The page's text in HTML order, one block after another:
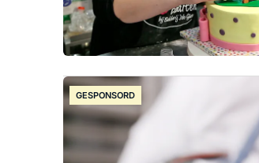
GESPONSORD